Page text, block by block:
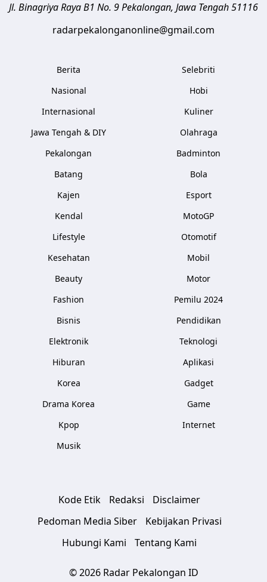
Jl. Binagriya Raya B1 No. 9Pekalongan, Jawa Tengah51116
radarpekalonganonline@gmail.com
Berita
Nasional
Internasional
Jawa Tengah & DIY
Pekalongan
Batang
Kajen
Kendal
Lifestyle
Kesehatan
Beauty
Fashion
Bisnis
Elektronik
Hiburan
Korea
Drama Korea
Kpop
Musik
Selebriti
Hobi
Kuliner
Olahraga
Badminton
Bola
Esport
MotoGP
Otomotif
Mobil
Motor
Pemilu 2024
Pendidikan
Teknologi
Aplikasi
Gadget
Game
Internet
Kode Etik Redaksi
Disclaimer
Pedoman Media Siber
Kebijakan Privasi
Hubungi Kami
Tentang Kami
© 2026 Radar Pekalongan ID